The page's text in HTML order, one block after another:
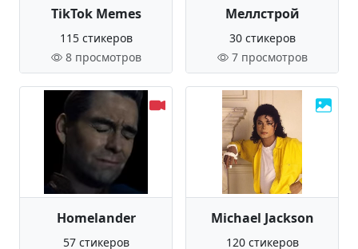
TikTok Memes
115 стикеров
8 просмотров
Меллстрой
30 стикеров
7 просмотров
Homelander
57 стикеров
Michael Jackson
120 стикеров